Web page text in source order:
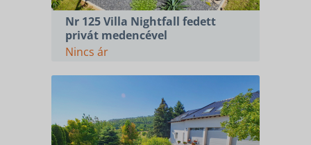
Nr 125 Villa Nightfall fedett
privát medencével
Nincs ár